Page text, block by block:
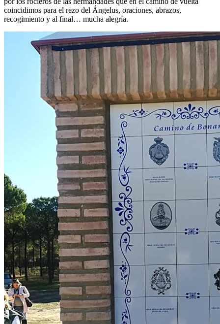
coincidimos para el rezo del Ángelus, oraciones, abrazos,
recogimiento y al final… mucha alegría.